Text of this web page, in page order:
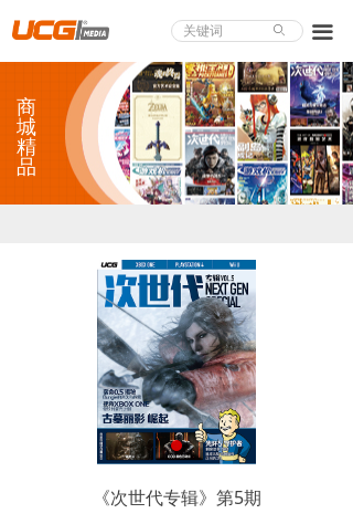
끀
About UCG
游戏评测
业界论道
ꄙ
《次世代专辑》第5期
商
城
精
品